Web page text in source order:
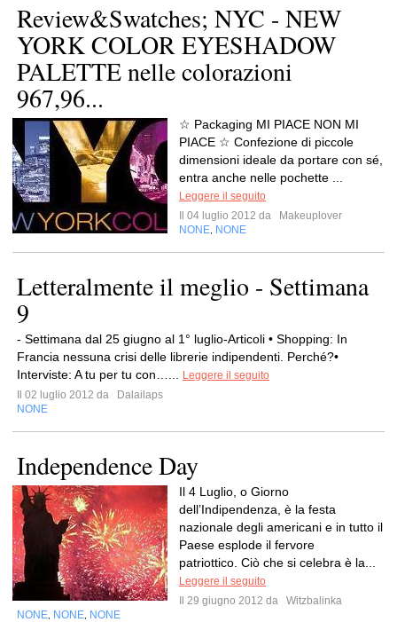
Review&Swatches; NYC - NEW
YORK COLOR EYESHADOW
PALETTE nelle colorazioni
967,96...
☆ Packaging MI PIACE NON MI
PIACE ☆ Confezione di piccole
dimensioni ideale da portare con sé,
entra anche nelle pochette ...
Leggere il seguito
Il 04 luglio 2012 da
Makeuplover
NONE NONE
Letteralmente il meglio - Settimana
9
- Settimana dal 25 giugno al 1° luglio-Articoli • Shopping: In
Francia nessuna crisi delle librerie indipendenti. Perché?•
Interviste: A tu per tu con…...
Leggere il seguito
Il 02 luglio 2012 da
Dalailaps
NONE
Independence Day
Il 4 Luglio, o Giorno
dell’Indipendenza, è la festa
nazionale degli americani e in tutto il
Paese esplode il fervore
patriottico. Ciò che si celebra è la...
Leggere il seguito
Il 29 giugno 2012 da
Witzbalinka
NONE NONE NONE